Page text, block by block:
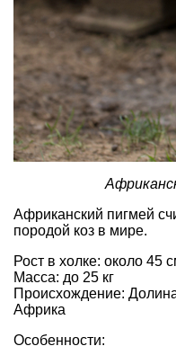
Африканский пигмей
породой коз в мире.
Рост в холке: около 45
Масса: до 25 кг
Происхождение:
Африка
Особенности: